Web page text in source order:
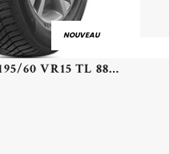
NOUVEAU
HANKOOK - 195/60 VR15 TL 88V HA H750 KINERGY 4S2 - 1956015 - CBB